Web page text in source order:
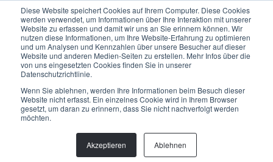
Diese Website speichert Cookies auf Ihrem Computer. Diese Cookies
werden verwendet, um Informationen über Ihre Interaktion mit unserer
Website zu erfassen und damit wir uns an Sie erinnern können. Wir
nutzen diese Informationen, um Ihre Website-Erfahrung zu optimieren
und um Analysen und Kennzahlen über unsere Besucher auf dieser
Website und anderen Medien-Seiten zu erstellen. Mehr Infos über die
von uns eingesetzten Cookies finden Sie in unserer
Datenschutzrichtlinie.
Wenn Sie ablehnen, werden Ihre Informationen beim Besuch dieser
Website nicht erfasst. Ein einzelnes Cookie wird in Ihrem Browser
gesetzt, um daran zu erinnern, dass Sie nicht nachverfolgt werden
möchten.
Akzeptieren Ablehnen
Menu
Back
BLOG,News
MARKUS GEIGER WIRD
GESCHÄFTSFÜHRENDER
GESELLSCHAFTER VON
ALLEGRA ÖSTERREICH